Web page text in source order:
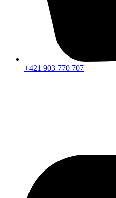
+421 903 770 707